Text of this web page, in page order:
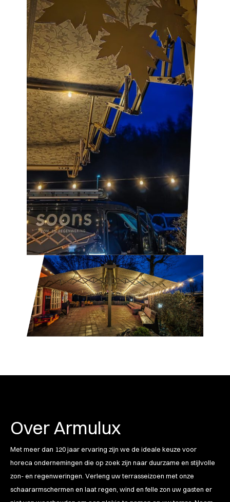
Over Armulux
Met meer dan 120 jaar ervaring zijn we de ideale keuze voor
horeca ondernemingen die op zoek zijn naar duurzame en stijlvolle
zon- en regenweringen. Verleng uw terrasseizoen met onze
schaararmschermen en laat regen, wind en felle zon uw gasten er